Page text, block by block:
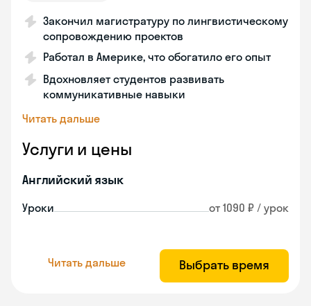
Закончил магистратуру по лингвистическому
сопровождению проектов
Работал в Америке, что обогатило его опыт
Вдохновляет студентов развивать
коммуникативные навыки
Читать дальше
Услуги и цены
Английский язык
Уроки от 1090 ₽ / урок
Читать дальше Выбрать время